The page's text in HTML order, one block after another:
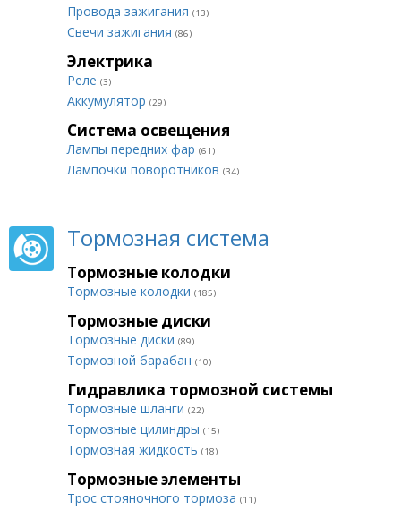
Провода зажигания (13)
Свечи зажигания (86)
Электрика
Реле (3)
Аккумулятор (29)
Система освещения
Лампы передних фар (61)
Лампочки поворотников (34)
Тормозная система
Тормозные колодки
Тормозные колодки (185)
Тормозные диски
Тормозные диски (89)
Тормозной барабан (10)
Гидравлика тормозной системы
Тормозные шланги (22)
Тормозные цилиндры (15)
Тормозная жидкость (18)
Тормозные элементы
Трос стояночного тормоза (11)